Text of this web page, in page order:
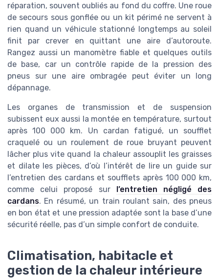
réparation, souvent oubliés au fond du coffre. Une roue
de secours sous gonflée ou un kit périmé ne servent à
rien quand un véhicule stationné longtemps au soleil
finit par crever en quittant une aire d’autoroute.
Rangez aussi un manomètre fiable et quelques outils
de base, car un contrôle rapide de la pression des
pneus sur une aire ombragée peut éviter un long
dépannage.
Les organes de transmission et de suspension
subissent eux aussi la montée en température, surtout
après 100 000 km. Un cardan fatigué, un soufflet
craquelé ou un roulement de roue bruyant peuvent
lâcher plus vite quand la chaleur assouplit les graisses
et dilate les pièces, d’où l’intérêt de lire un guide sur
l’entretien des cardans et soufflets après 100 000 km,
comme celui proposé sur l’entretien négligé des
cardans. En résumé, un train roulant sain, des pneus
en bon état et une pression adaptée sont la base d’une
sécurité réelle, pas d’un simple confort de conduite.
Climatisation, habitacle et
gestion de la chaleur intérieure